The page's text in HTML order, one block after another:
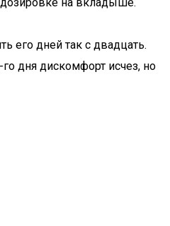
его дней так с двадцать.
дня дискомфорт исчез, но